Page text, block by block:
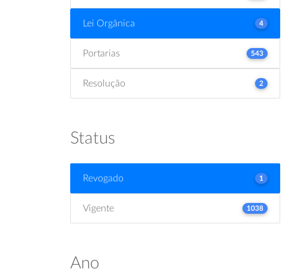
Lei Orgânica 4
Portarias 543
Resolução 2
Status
Revogado 1
Vigente 1038
Ano